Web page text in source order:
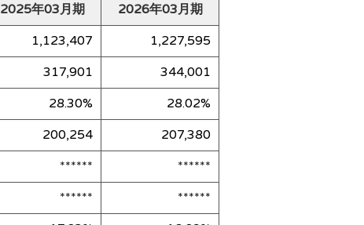
2025年03月期
2026年03月期
1,123,407
1,227,595
317,901
344,001
28.30%
28.02%
200,254
207,380
******
******
******
******